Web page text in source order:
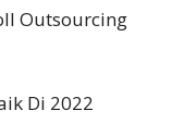
Outsourcing
Di 2022